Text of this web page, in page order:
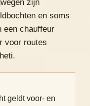
zijn
en soms
een chauffeur
voor routes
geldt voor- en